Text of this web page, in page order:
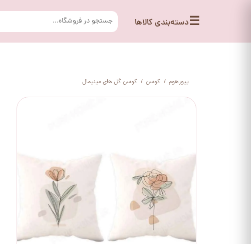
☰دسته‌بندی کالاها
پیورهوم کوسن کوسن گل های مینیمال